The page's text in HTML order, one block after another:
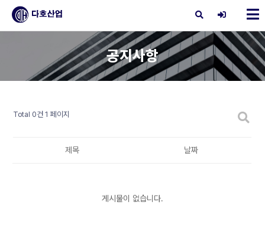
X
공지사항
Total 0건 1 페이지
제목 날짜
게시물이 없습니다.